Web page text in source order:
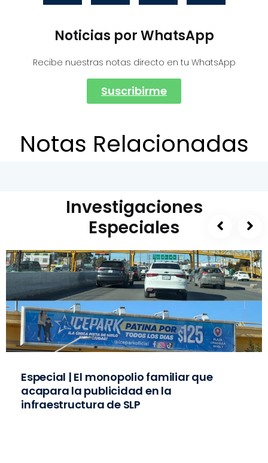
Noticias por WhatsApp
Recibe nuestras notas directo en tu WhatsApp
Suscribirme
Notas Relacionadas
Investigaciones
Especiales
Especial | El monopolio familiar que
acapara la publicidad en la
infraestructura de SLP